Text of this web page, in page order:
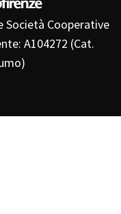
Società Cooperative
A104272 (Cat.